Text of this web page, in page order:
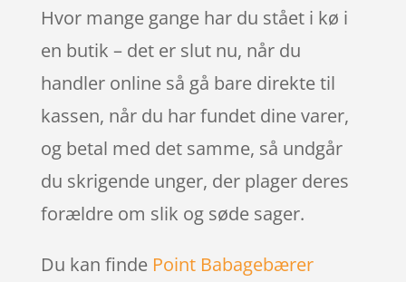
Hvor mange gange har du stået i kø i
en butik – det er slut nu, når du
handler online så gå bare direkte til
kassen, når du har fundet dine varer,
og betal med det samme, så undgår
du skrigende unger, der plager deres
forældre om slik og søde sager.
Du kan finde Point Babagebærer